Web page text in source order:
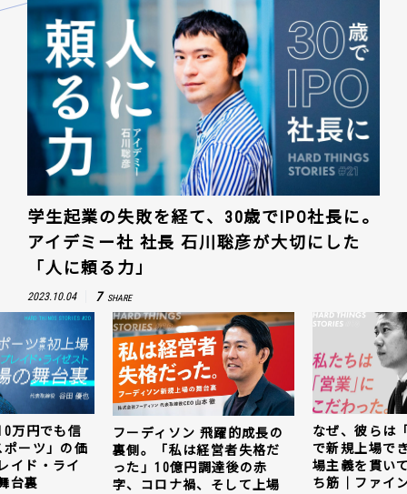
学生起業の失敗を経て、30歳でIPO社長に。
アイデミー社 社長 石川聡彦が大切にした
「人に頼る力」
2023.10.04 7 SHARE
万円でも信
ーツ」の価
イド・ライ
台裏
フーディソン 飛躍的成長の
裏側。「私は経営者失格だ
った」10億円調達後の赤
字、コロナ禍、そして上場
なぜ、彼らは
で新規上場で
場主義を貫い
ち筋｜ファイ